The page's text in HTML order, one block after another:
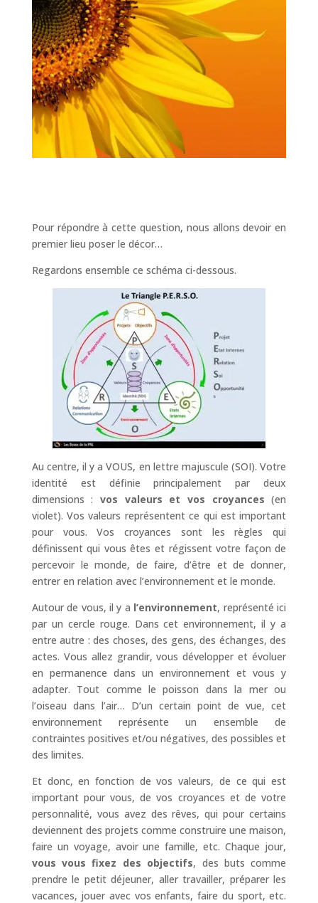
Pour répondre à cette question, nous allons devoir en
premier lieu poser le décor…
Regardons ensemble ce schéma ci-dessous.
Au centre, il y a VOUS, en lettre majuscule (SOI). Votre
identité est définie principalement par deux
dimensions :vos valeurs et vos croyances (en
violet). Vos valeurs représentent ce qui est important
pour vous. Vos croyances sont les règles qui
définissent qui vous êtes et régissent votre façon de
percevoir le monde, de faire, d’être et de donner,
entrer en relation avec l’environnement et le monde.
Autour de vous, il y a l’environnement, représenté ici
par un cercle rouge. Dans cet environnement, il y a
entre autre : des choses, des gens, des échanges, des
actes. Vous allez grandir, vous développer et évoluer
en permanence dans un environnement et vous y
adapter. Tout comme le poisson dans la mer ou
l’oiseau dans l’air… D’un certain point de vue, cet
environnement représente un ensemble de
contraintes positives et/ou négatives, des possibles et
des limites.
Et donc, en fonction de vos valeurs, de ce qui est
important pour vous, de vos croyances et de votre
personnalité, vous avez des rêves, qui pour certains
deviennent des projets comme construire une maison,
faire un voyage, avoir une famille, etc. Chaque jour,
vous vous fixez des objectifs, des buts comme
prendre le petit déjeuner, aller travailler, préparer les
vacances, jouer avec vos enfants, faire du sport, etc.